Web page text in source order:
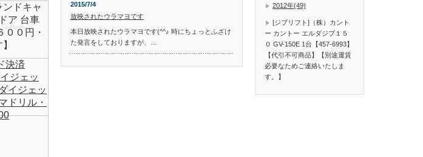
ンドキャ
ア 台車
００円・
決済
ジェッ
イジェッ
ドリル・
2015/7/4
放映されたウラマヨです
本日放映されたウラマヨです(^^♪ 時にちょっとふざけ
た発言をしておりますが、…
2012年(49)
[ジブリフト]（株）カント
ー カントー エルダジブ１５
０ GV-150E 1台【457-6993】
【代引不可商品】【別途運賃
必要なためご連絡いたしま
す。】